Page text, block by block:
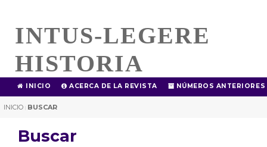
INTUS-LEGERE
HISTORIA
INICIO ACERCA DE LA REVISTA NÚMEROS ANTERIORES
INICIO | BUSCAR
Buscar